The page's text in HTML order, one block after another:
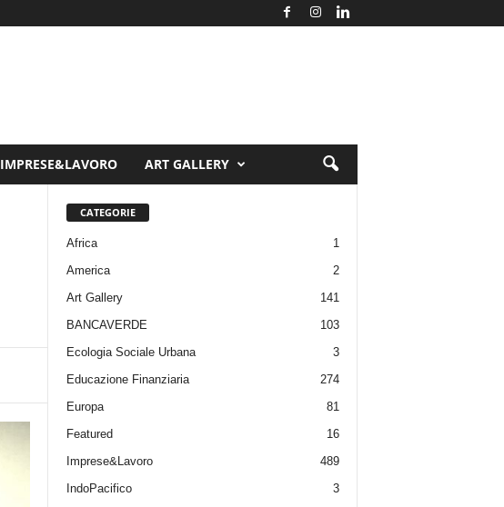
IMPRESE&LAVORO ART GALLERY
CATEGORIE
Africa
1
America
2
Art Gallery
141
BANCAVERDE
103
Ecologia Sociale Urbana
3
Educazione Finanziaria
274
Europa
81
Featured
16
Imprese&Lavoro
489
IndoPacifico
3